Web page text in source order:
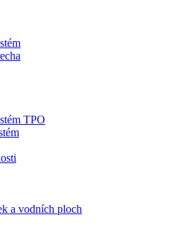
TPO
a vodních ploch